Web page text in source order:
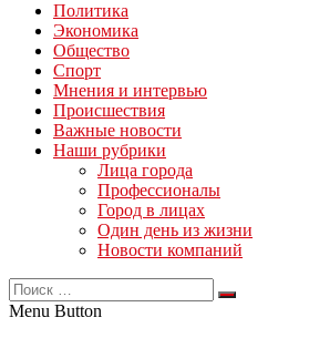
Политика
Экономика
Общество
Спорт
Мнения и интервью
Происшествия
Важные новости
Наши рубрики
Лица города
Профессионалы
Город в лицах
Один день из жизни
Новости компаний
Menu Button